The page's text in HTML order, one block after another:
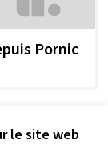
le site web
Pornic